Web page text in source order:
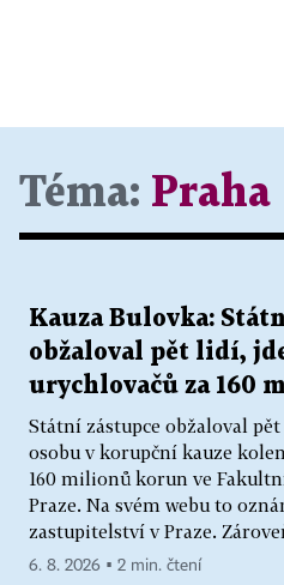
Téma: Praha
Kauza Bulovka:
obžaloval pět lidí,
urychlovačů za 160
Státní zástupce obžaloval
osobu v korupční kauze
160 milionů korun ve
Praze. Na svém webu to
zastupitelství v Praze.
6. 8. 2026 ▪ 2 min. čtení